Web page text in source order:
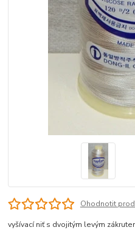
Ohodnotit
vyšívací niť s dvojitým levým